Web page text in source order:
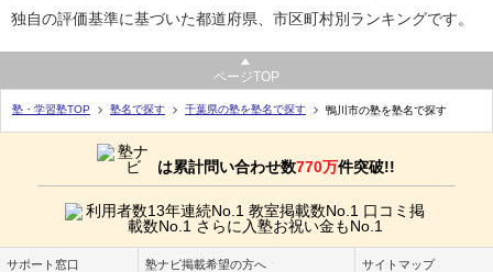
独自の評価基準に基づいた都道府県、市区町村別ランキングです。
ページTOP
塾・学習塾TOP 塾名で探す 千葉県の塾を塾名で探す 鴨川市の塾を塾名で探す
は累計問い合わせ数770万件突破!!
サポート窓口 塾ナビ掲載希望の方へ サイトマップ